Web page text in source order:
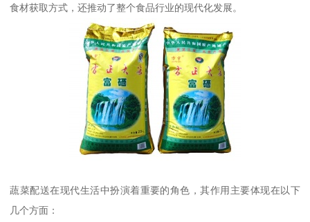
食材获取方式，还推动了整个食品行业的现代化发展。
蔬菜配送在现代生活中扮演着重要的角色，其作用主要体现在以下
几个方面：